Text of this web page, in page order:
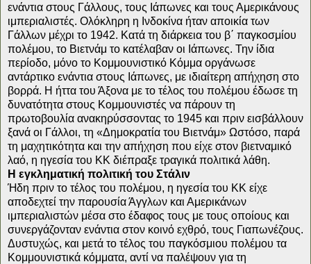
ενάντια στους Γάλλους, τους Ιάπωνες και τους Αμερικάνους
ιμπεριαλιστές. Ολόκληρη η Ινδοκίνα ήταν αποικία των
Γάλλων μέχρι το 1942. Κατά τη διάρκεια του β΄ παγκοσμίου
πολέμου, το Βιετνάμ το κατέλαβαν οι Ιάπωνες. Την ίδια
περίοδο, μόνο το Κομμουνιστικό Κόμμα οργάνωσε
αντάρτικο ενάντια στους Ιάπωνες, με ιδιαίτερη απήχηση στο
βορρά. Η ήττα του Άξονα με το τέλος του πολέμου έδωσε τη
δυνατότητα στους Κομμουνιστές να πάρουν τη
πρωτοβουλία ανακηρύσσοντας το 1945 και πριν εισβάλλουν
ξανά οι Γάλλοι, τη «Δημοκρατία του Βιετνάμ» Ωστόσο, παρά
τη μαχητικότητα και την απήχηση που είχε στον βιετναμικό
λαό, η ηγεσία του ΚΚ διέπραξε τραγικά πολιτικά λάθη.
Η εγκληματική πολιτική του Στάλιν
Ήδη πριν το τέλος του πολέμου, η ηγεσία του ΚΚ είχε
αποδεχτεί την παρουσία Άγγλων και Αμερικάνων
ιμπεριαλιστών μέσα στο έδαφος τους με τους οποίους και
συνεργάζονταν ενάντια στον κοινό εχθρό, τους Γιαπωνέζους.
Δυστυχώς, και μετά το τέλος του παγκόσμιου πολέμου τα
Κομμουνιστικά κόμματα, αντί να παλέψουν για τη